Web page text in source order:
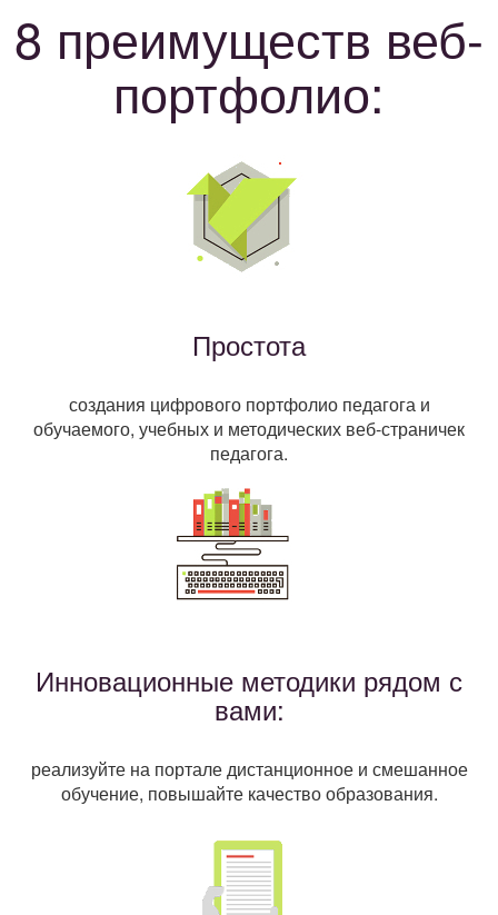
8 преимуществ веб-
портфолио:
Простота
создания цифрового портфолио педагога и
обучаемого, учебных и методических веб-страничек
педагога.
Инновационные методики рядом с
вами:
реализуйте на портале дистанционное и смешанное
обучение, повышайте качество образования.